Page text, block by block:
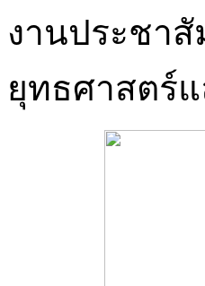
งานประชา
ยุทธศาสตร์